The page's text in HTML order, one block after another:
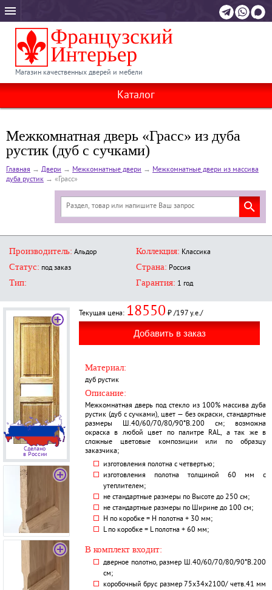
Магазин качественных дверей и мебели
Каталог
Межкомнатная дверь «Грасс» из дуба
рустик (дуб с сучками)
Главная → Двери → Межкомнатные двери → Межкомнатные двери из массива
дуба рустик → «Грасс»
Производитель: Альдор Коллекция: Классика
Статус: под заказ Страна: Россия
Тип: Гарантия: 1 год
Сделано
в России
Текущая цена: 18550 ₽ /197 у.е./
Материал:
дуб рустик
Описание:
Межкомнатная дверь под стекло из 100% массива дуба
рустик (дуб с сучками), цвет — без окраски, стандартные
размеры Ш.40/60/70/80/90*В.200 см; возможна
окраска в любой цвет по палитре RAL, а так же в
сложные цветовые композиции или по образцу
заказчика;
изготовления полотна с четвертью;
изготовления полотна толщиной 60 мм с
утеплителем;
не стандартные размеры по Высоте до 250 см;
не стандартные размеры по Ширине до 100 см;
H по коробке = Н полотна + 30 мм;
L по коробке = L полотна + 60 мм;
В комплект входит:
дверное полотно, размер Ш.40/60/70/80/90*В.200
см;
коробочный брус размер 75х34х2100/ четв.41 мм